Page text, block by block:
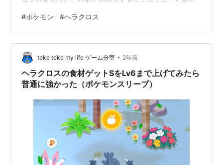
はそこそこ多いのでやられる時はあっさり死ぬ。閃光の
ような生き様？のポケモン。 そんな生き様に私は感動
し、彼？を使い続けているのです。 前置きは終わりに
し、今回はヘラクロスの魅力と残念な部分について解説
していきたいと思います。 まず彼（基本的に僕はオスを
使います）の種族値をご覧ください。 H…
#ポケモン #ヘラクロス
teke teke my life ゲーム分室 • 2年前
ヘラクロスの食材ゲットSをLv6まで上げてみたら
普通に強かった（ポケモンスリープ）